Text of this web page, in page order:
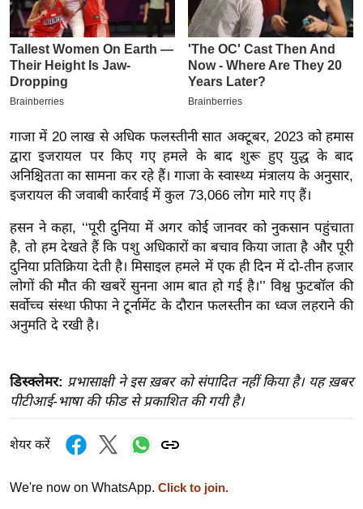
P
L
2
0
2
क्रा
इ
म
-
पे
प
र
मि
सा
बे
मि
सा
श
गाजा में 20 लाख से अधिक फलस्तीनी सात अक्टूबर, 2023 को हमास
द्वारा इजरायल पर किए गए हमले के बाद शुरू हुए युद्ध के बाद
अनिश्चितता का सामना कर रहे हैं। गाजा के स्वास्थ्य मंत्रालय के अनुसार,
इजरायल की जवाबी कार्रवाई में कुल 73,066 लोग मारे गए हैं।
हसन ने कहा, ‘‘पूरी दुनिया में अगर कोई जानवर को नुकसान पहुंचाता
है, तो हम देखते हैं कि पशु अधिकारों का बचाव किया जाता है और पूरी
दुनिया प्रतिक्रिया देती है। मिसाइल हमले में एक ही दिन में दो-तीन हजार
लोगों की मौत की खबरें सुनना आम बात हो गई है।’’ विश्व फुटबॉल की
सर्वोच्च संस्था फीफा ने टूर्नामेंट के दौरान फलस्तीन का ध्वज लहराने की
अनुमति दे रखी है।
डिस्क्लेमर: प्रभासाक्षी ने इस ख़बर को संपादित नहीं किया है। यह ख़बर
पीटीआई-भाषा की फीड से प्रकाशित की गयी है।
शेयर करें
We're now on WhatsApp. Click to join.